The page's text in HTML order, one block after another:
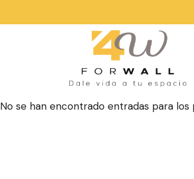
No se han encontrado entradas para